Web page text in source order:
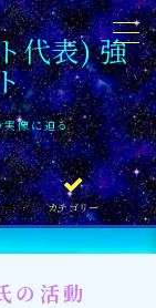
代表) 強
像に迫る
カテゴリー
の活動